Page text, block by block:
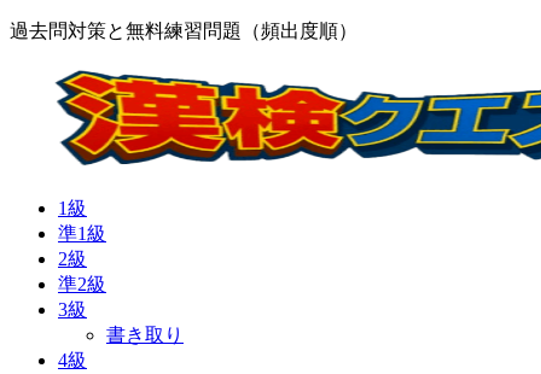
過去問対策と無料練習問題（頻出度順）
1級
準1級
2級
準2級
3級
書き取り
4級